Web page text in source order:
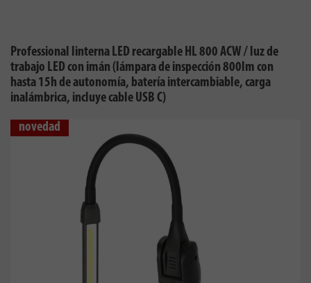
Professional linterna LED recargable HL 800 ACW / luz de
trabajo LED con imán (lámpara de inspección 800lm con
hasta 15h de autonomía, batería intercambiable, carga
inalámbrica, incluye cable USB C)
novedad